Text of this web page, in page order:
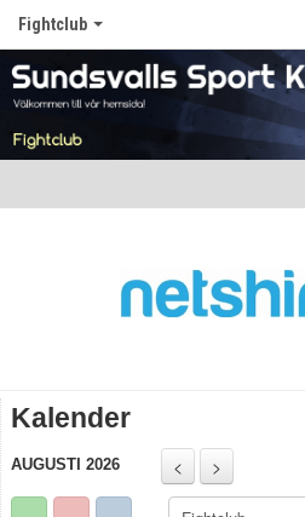
Fightclub
Kalender
AUGUSTI 2026